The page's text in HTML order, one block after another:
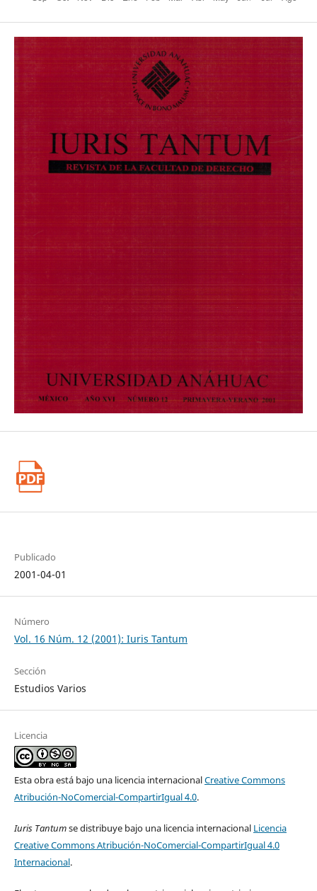
Publicado
2001-04-01
Número
Vol. 16 Núm. 12 (2001): Iuris Tantum
Sección
Estudios Varios
Licencia
Esta obra está bajo una licencia internacionalCreative Commons
Atribución-NoComercial-CompartirIgual 4.0.
Iuris Tantumse distribuye bajo una licencia internacional Licencia
Creative Commons Atribución-NoComercial-CompartirIgual 4.0
Internacional.